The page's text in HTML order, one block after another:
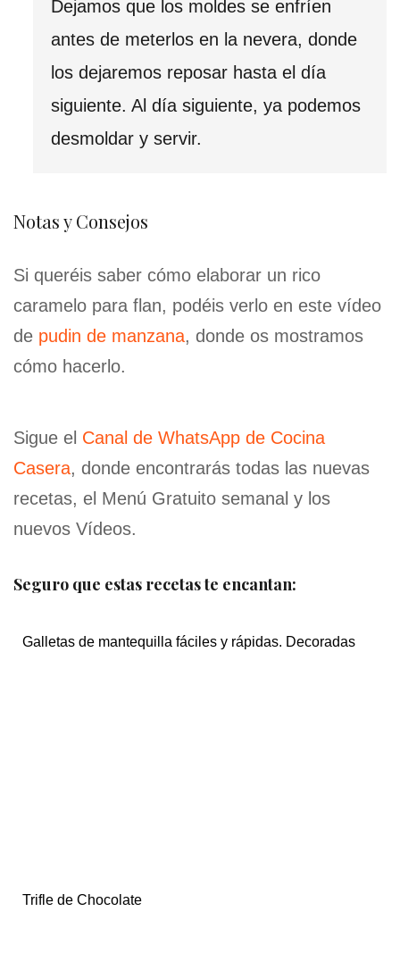
Dejamos que los moldes se enfríen
antes de meterlos en la nevera, donde
los dejaremos reposar hasta el día
siguiente. Al día siguiente, ya podemos
desmoldar y servir.
Notas y Consejos
Si queréis saber cómo elaborar un rico
caramelo para flan, podéis verlo en este vídeo
de pudin de manzana, donde os mostramos
cómo hacerlo.
Sigue el Canal de WhatsApp de Cocina
Casera, donde encontrarás todas las nuevas
recetas, el Menú Gratuito semanal y los
nuevos Vídeos.
Seguro que estas recetas te encantan:
Galletas de mantequilla fáciles y rápidas. Decoradas
Trifle de Chocolate